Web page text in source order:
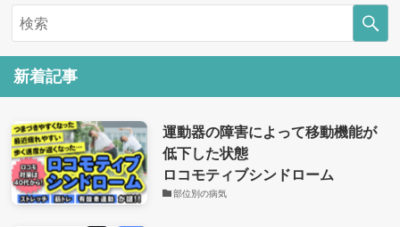
新着記事
運動器の障害によって移動機能が
低下した状態
ロコモティブシンドローム
部位別の病気